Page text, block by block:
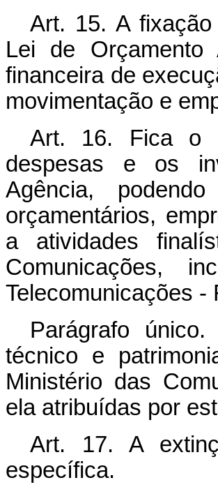
Art. 15. A
Lei de Orçamento
financeira de
movimentação e
Art. 16. Fica o
despesas e os
Agência,
orçamentários,
a atividades
Comunicações,
Telecomunicações -
Parágrafo
técnico e
Ministério das
ela atribuídas por
Art. 17. A
específica.